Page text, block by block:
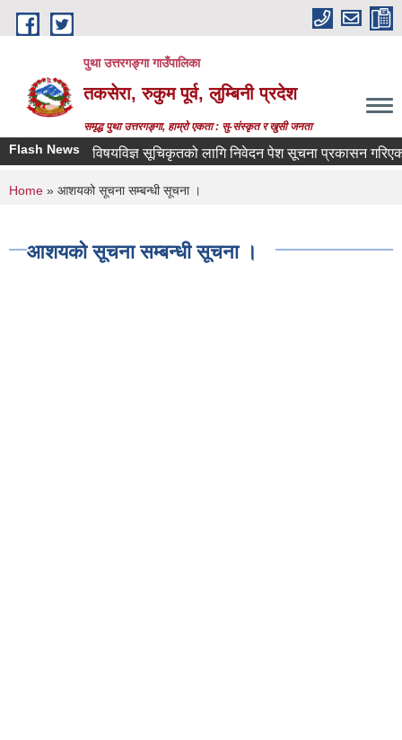
Skip to main content
पुथा उत्तरगङ्गा गाउँपालिका
तकसेरा, रुकुम पूर्व, लुम्बिनी प्रदेश
समृद्ध पुथा उत्तरगङ्गा, हाम्रो एकता : सु-संस्कृत र खुसी जनता
Flash Newsविषयविज्ञ सूचिकृतको लागि निवेदन पेश सूचना प्रकासन गरिएको बारे
You are here
Home » आशयको सूचना सम्बन्धी सूचना ।
आशयको सूचना सम्बन्धी सूचना ।